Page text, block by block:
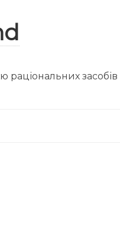
раціональних засобів